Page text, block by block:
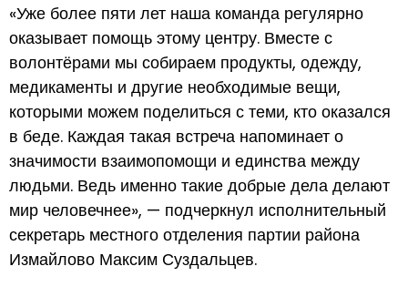
«Уже более пяти лет наша команда регулярно
оказывает помощь этому центру. Вместе с
волонтёрами мы собираем продукты, одежду,
медикаменты и другие необходимые вещи,
которыми можем поделиться с теми, кто оказался
в беде. Каждая такая встреча напоминает о
значимости взаимопомощи и единства между
людьми. Ведь именно такие добрые дела делают
мир человечнее», — подчеркнул исполнительный
секретарь местного отделения партии района
Измайлово Максим Суздальцев.